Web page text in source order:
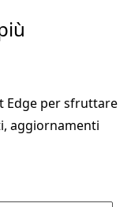
Edge per sfruttare
aggiornamenti